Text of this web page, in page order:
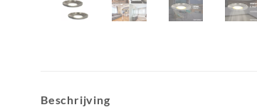
Beschrijving